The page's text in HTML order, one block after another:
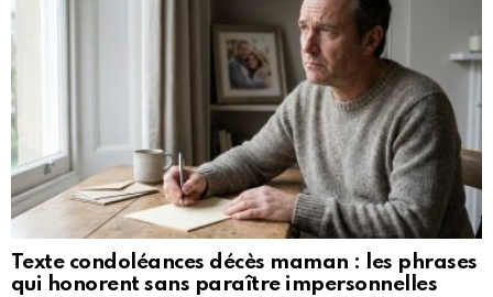
Texte condoléances décès maman : les phrases
qui honorent sans paraître impersonnelles